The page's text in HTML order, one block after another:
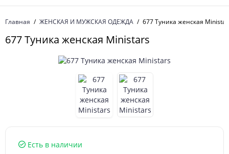
Главная ЖЕНСКАЯ И МУЖСКАЯ ОДЕЖДА 677 Туника женская
677 Туника женская Ministars
Есть в наличии